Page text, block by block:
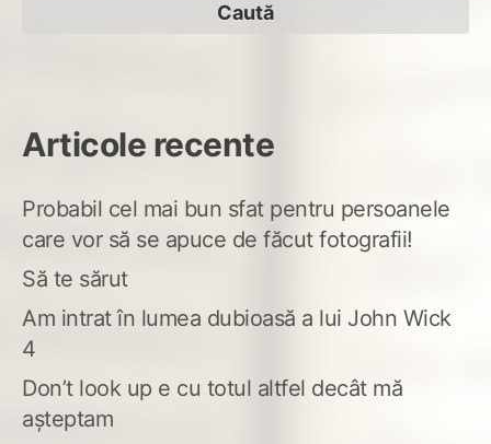
dau
Articole recente
Probabil cel mai bun sfat pentru persoanele
care vor să se apuce de făcut fotografii!
Să te sărut
Am intrat în lumea dubioasă a lui John Wick
4
Don’t look up e cu totul altfel decât mă
așteptam